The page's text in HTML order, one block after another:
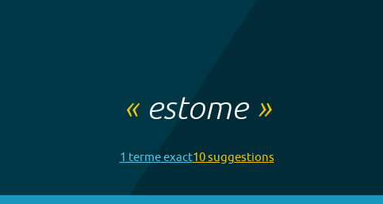
« estome»
1 termeexact10suggestions